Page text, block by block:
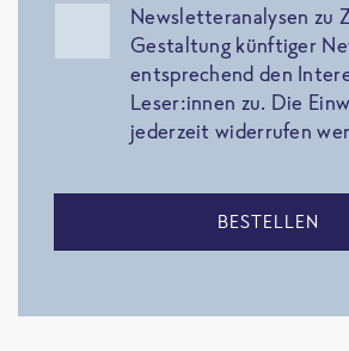
Newsletteranalysen zu
Gestaltung künftiger
entsprechend den
Leser:innen zu. Die
jederzeit widerrufen
BESTELLEN